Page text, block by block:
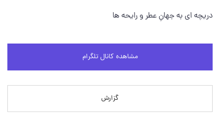
دریچه ای به جهانِ عطر و رایحه ها
مشاهده کانال تلگرام
گزارش